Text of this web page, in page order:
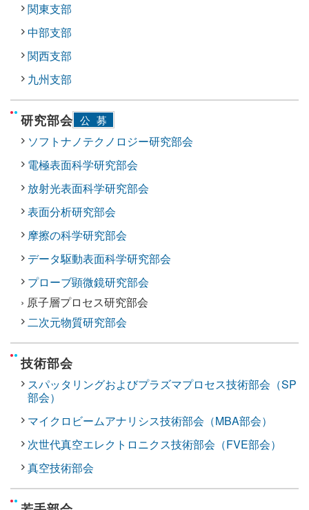
関東支部
中部支部
関西支部
九州支部
研究部会 公募
ソフトナノテクノロジー研究部会
電極表面科学研究部会
放射光表面科学研究部会
表面分析研究部会
摩擦の科学研究部会
データ駆動表面科学研究部会
プローブ顕微鏡研究部会
› 原子層プロセス研究部会
二次元物質研究部会
技術部会
スパッタリングおよびプラズマプロセス技術部会（SP
部会）
マイクロビームアナリシス技術部会（MBA部会）
次世代真空エレクトロニクス技術部会（FVE部会）
真空技術部会